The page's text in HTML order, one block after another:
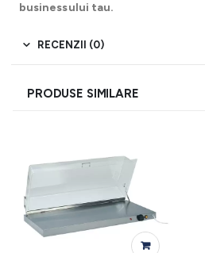
businessului tau.
RECENZII (0)
PRODUSE SIMILARE